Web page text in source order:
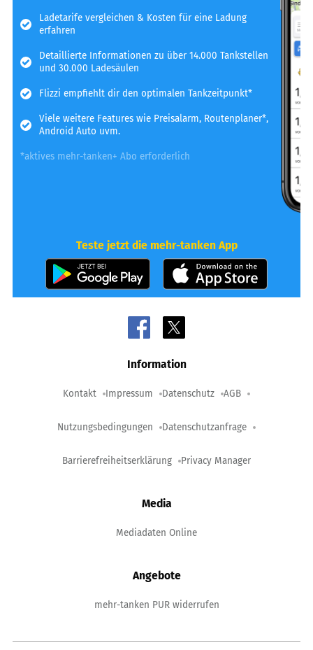
Ladetarife vergleichen & Kosten für eine Ladung
erfahren
Detaillierte Informationen zu über 14.000 Tankstellen
und 30.000 Ladesäulen
Flizzi empfiehlt dir den optimalen Tankzeitpunkt*
Viele weitere Features wie Preisalarm, Routenplaner*,
Android Auto uvm.
*aktives mehr-tanken+ Abo erforderlich
Teste jetzt die mehr-tanken App
Information
Kontakt Impressum Datenschutz AGB
Nutzungsbedingungen Datenschutzanfrage
Barrierefreiheitserklärung Privacy Manager
Media
Mediadaten Online
Angebote
mehr-tanken PUR widerrufen